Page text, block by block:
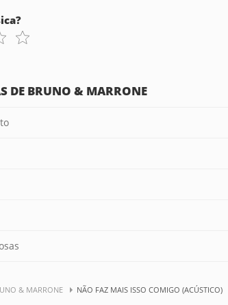
DE BRUNO & MARRONE
& MARRONE NÃO FAZ MAIS ISSO COMIGO (ACÚSTICO)